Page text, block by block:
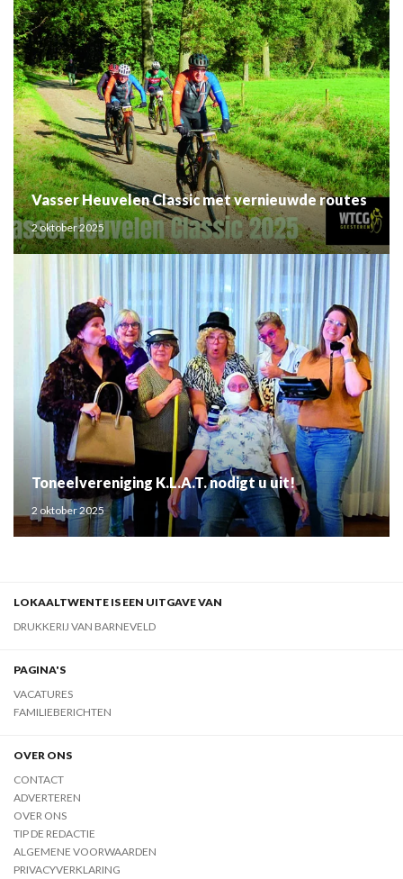
Vasser Heuvelen Classic met vernieuwde routes
2 oktober 2025
Toneelvereniging K.L.A.T. nodigt u uit!
2 oktober 2025
LOKAALTWENTE IS EEN UITGAVE VAN
DRUKKERIJ VAN BARNEVELD
PAGINA'S
VACATURES
FAMILIEBERICHTEN
OVER ONS
CONTACT
ADVERTEREN
OVER ONS
TIP DE REDACTIE
ALGEMENE VOORWAARDEN
PRIVACYVERKLARING